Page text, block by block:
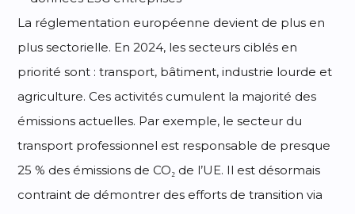
La réglementation européenne devient de plus en
plus sectorielle. En 2024, les secteurs ciblés en
priorité sont : transport, bâtiment, industrie lourde et
agriculture. Ces activités cumulent la majorité des
émissions actuelles. Par exemple, le secteur du
transport professionnel est responsable de presque
25 % des émissions de CO₂ de l’UE. Il est désormais
contraint de démontrer des efforts de transition via